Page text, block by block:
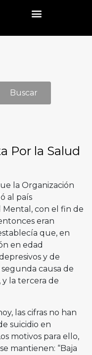
Buscar
Por la Salud
la Organización
al país
con el fin de
eran
que, en
en edad
y de
causa de
la tercera de
las cifras no han
suicidio en
motivos para ello,
mantienen: “Baja